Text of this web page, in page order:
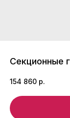
Секционные
154 860 р.